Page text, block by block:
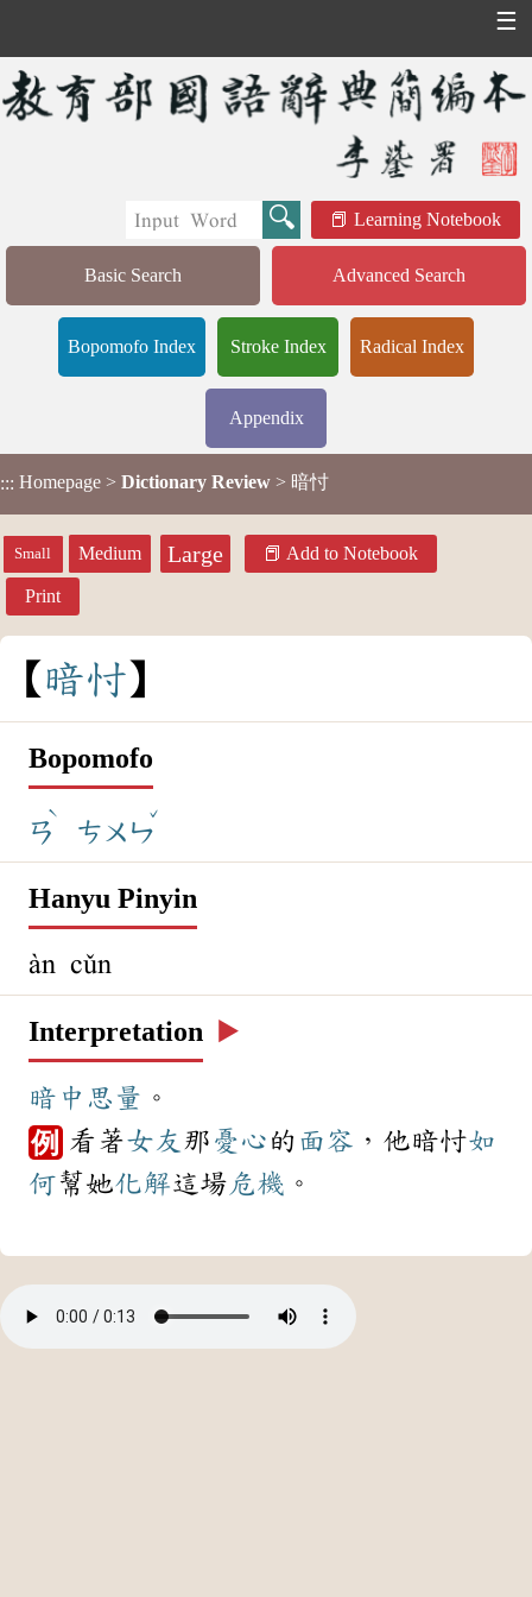
☰
Learning Notebook
Basic Search Advanced Search
Bopomofo Index Stroke Index Radical Index
Appendix
::: Homepage > Dictionary Review > 暗忖
Small Medium Large Add to Notebook
Print
暗忖
Bopomofo
ㄢ
ˋ
ㄘㄨㄣ
ˇ
Hanyu Pinyin
àn cǔn
Interpretation ▶️
暗中 思量 。
例 看著女友 那 憂心 的 面容 ，他暗忖如
何幫她化解這場 危機 。